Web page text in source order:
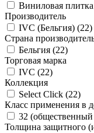
Виниловая
Производитель
IVC (Бельгия) (22)
Страна
Бельгия (22)
Торговая марка
IVC (22)
Коллекция
Select Click (22)
Класс применения в
32
Толщина защитного